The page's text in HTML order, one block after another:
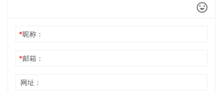
*昵称：
*邮箱：
网址：